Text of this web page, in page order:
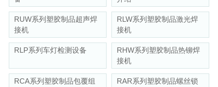
RUW系列塑胶制品超声焊
接机
RLW系列塑胶制品激光焊
接机
RLP系列车灯检测设备
RHW系列塑胶制品热铆焊
接机
RCA系列塑胶制品包覆组
RAR系列塑胶制品螺丝锁